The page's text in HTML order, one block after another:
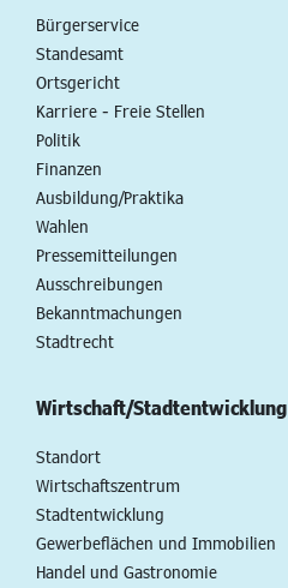
Bürgerservice
Standesamt
Ortsgericht
Karriere - Freie Stellen
Politik
Finanzen
Ausbildung/Praktika
Wahlen
Pressemitteilungen
Ausschreibungen
Bekanntmachungen
Stadtrecht
Wirtschaft/Stadtentwicklung
Standort
Wirtschaftszentrum
Stadtentwicklung
Gewerbeflächen und Immobilien
Handel und Gastronomie